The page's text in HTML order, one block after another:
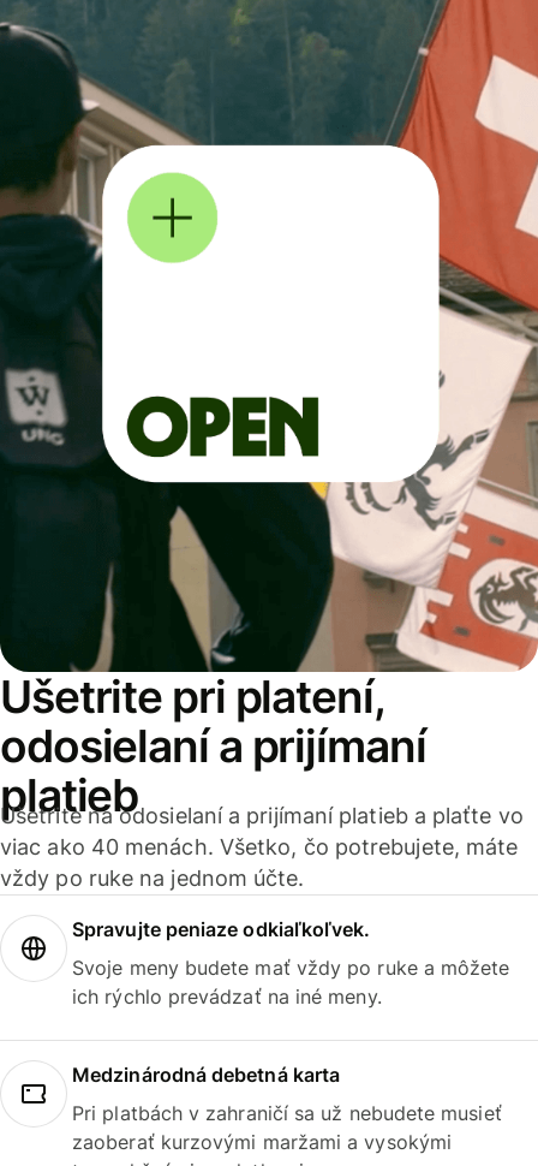
Ušetrite pri platení,
odosielaní a prijímaní
platieb
Ušetrite na odosielaní a prijímaní platieb a plaťte vo
viac ako 40 menách. Všetko, čo potrebujete, máte
vždy po ruke na jednom účte.
Spravujte peniaze odkiaľkoľvek.
Svoje meny budete mať vždy po ruke a môžete
ich rýchlo prevádzať na iné meny.
Medzinárodná debetná karta
Pri platbách v zahraničí sa už nebudete musieť
zaoberať kurzovými maržami a vysokými